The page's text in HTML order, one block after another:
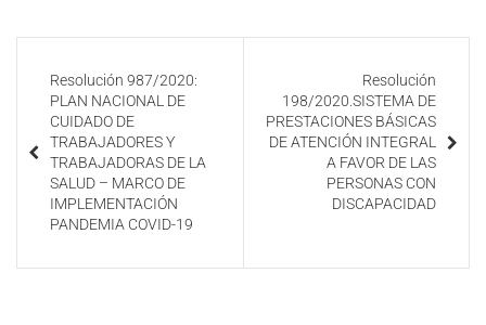
Resolución 987/2020:
PLAN NACIONAL DE
CUIDADO DE
TRABAJADORES Y
TRABAJADORAS DE LA
SALUD – MARCO DE
IMPLEMENTACIÓN
PANDEMIA COVID-19
Resolución
198/2020.SISTEMA DE
PRESTACIONES BÁSICAS
DE ATENCIÓN INTEGRAL
A FAVOR DE LAS
PERSONAS CON
DISCAPACIDAD